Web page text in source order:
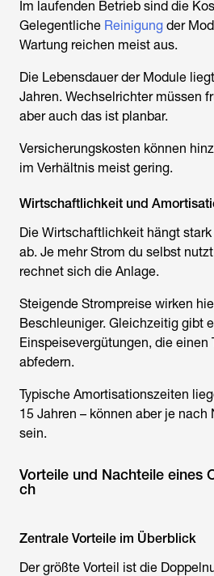
Im laufenden Betrieb sind die
Gelegentliche Reinigung der
Wartung reichen meist aus.
Die Lebensdauer der Module
Jahren. Wechselrichter müssen
aber auch das ist planbar.
Versicherungskosten können
im Verhältnis meist gering.
Wirtschaftlichkeit und
Die Wirtschaftlichkeit hängt
ab. Je mehr Strom du selbst
rechnet sich die Anlage.
Steigende Strompreise wirken
Beschleuniger. Gleichzeitig gibt
Einspeisevergütungen, die einen
abfedern.
Typische Amortisationszeiten
15 Jahren – können aber je nach
sein.
Vorteile und Nachteile eines
ch
Zentrale Vorteile im Überblick
Der größte Vorteil ist die